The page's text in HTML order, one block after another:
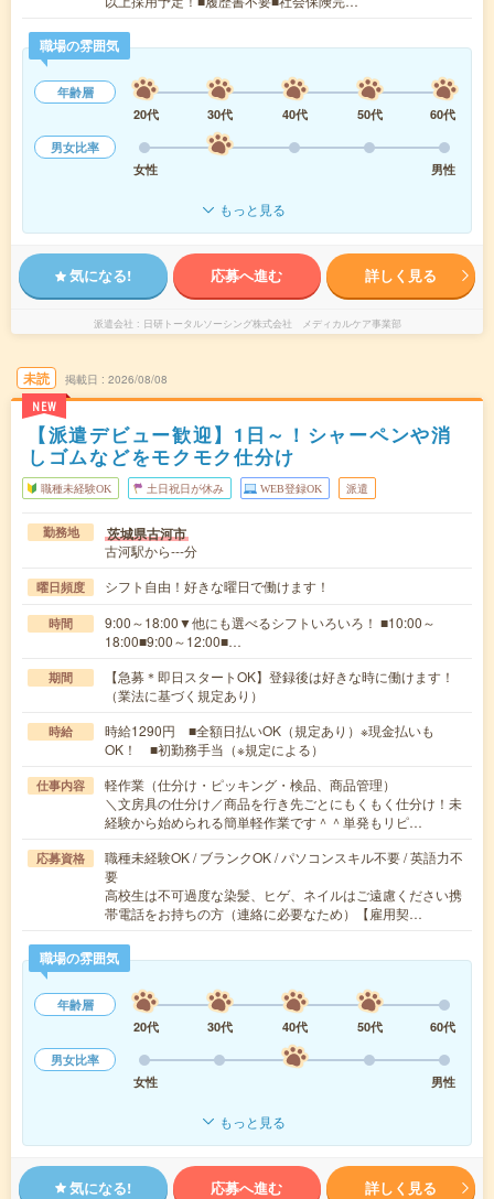
職場の雰囲気
年齢層
20代
30代 40代 50代
60代
男女比率
女性
男性
もっと見る
気になる! 応募へ進む 詳しく見る
派遣会社 日研トータルソーシング株式会社 メディカルケア事業部
未読
NEW
掲載日 2026/08/08
【派遣デビュー歓迎】1日～！シャーペンや消
しゴムなどをモクモク仕分け
職種未経験OK 土日祝日が休み WEB登録OK 派遣
勤務地 茨城県古河市
古河駅から---分
曜日頻度 シフト自由！好きな曜日で働けます！
時間
9:00～18:00▼他にも選べるシフトいろいろ！ ■10:00～
18:00■9:00～12:00■…
期間
【急募＊即日スタートOK】登録後は好きな時に働けます！
（業法に基づく規定あり）
時給
時給1290円 ■全額日払いOK（規定あり）※現金払いも
OK！ ■初勤務手当（※規定による）
仕事内容
軽作業（仕分け・ピッキング・検品、商品管理）
＼文房具の仕分け／商品を行き先ごとにもくもく仕分け！未
経験から始められる簡単軽作業です＾＾単発もリピ…
応募資格
職種未経験OK / ブランクOK / パソコンスキル不要 / 英語力不
要
高校生は不可過度な染髪、ヒゲ、ネイルはご遠慮ください携
帯電話をお持ちの方（連絡に必要なため）【雇用契…
職場の雰囲気
年齢層
20代
30代 40代 50代
60代
男女比率
女性
男性
もっと見る
気になる! 応募へ進む 詳しく見る